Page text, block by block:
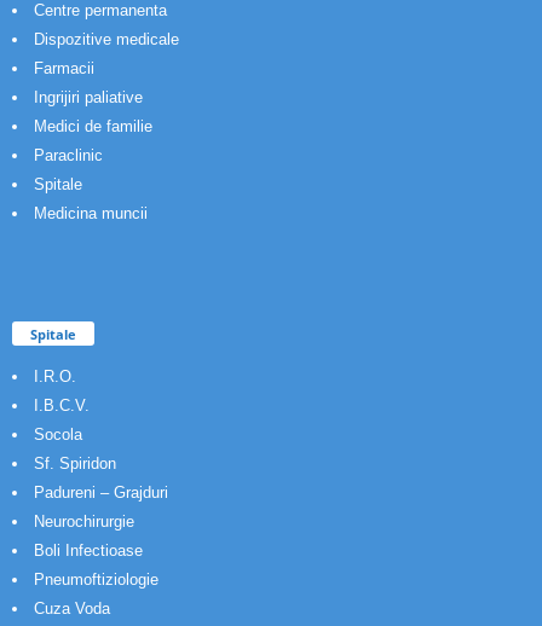
Centre permanenta
Dispozitive medicale
Farmacii
Ingrijiri paliative
Medici de familie
Paraclinic
Spitale
Medicina muncii
Spitale
I.R.O.
I.B.C.V.
Socola
Sf. Spiridon
Padureni – Grajduri
Neurochirurgie
Boli Infectioase
Pneumoftiziologie
Cuza Voda